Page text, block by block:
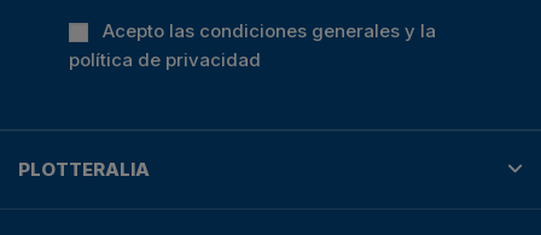
Acepto las condiciones generales y la
política de privacidad
PLOTTERALIA